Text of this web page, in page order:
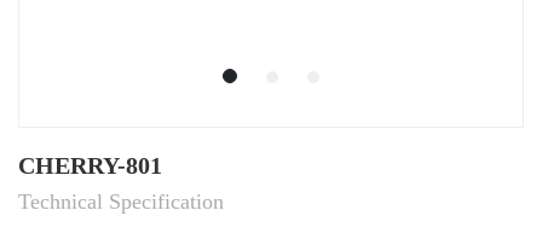
CHERRY-801
Technical Specification